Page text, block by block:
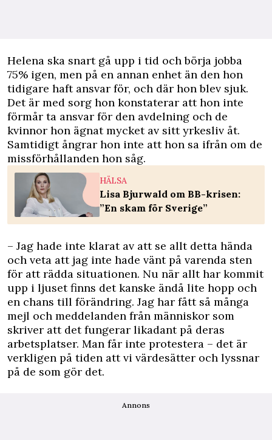
Helena ska snart gå upp i tid och börja jobba
75% igen, men på en annan enhet än den hon
tidigare haft ansvar för, och där hon blev sjuk.
Det är med sorg hon konstaterar att hon inte
förmår ta ansvar för den avdelning och de
kvinnor hon ägnat mycket av sitt yrkesliv åt.
Samtidigt ångrar hon inte att hon sa ifrån om de
missförhållanden hon såg.
HÄLSA
Lisa Bjurwald om BB-krisen:
”En skam för Sverige”
– Jag hade inte klarat av att se allt detta hända
och veta att jag inte hade vänt på varenda sten
för att rädda situationen. Nu när allt har kommit
upp i ljuset finns det kanske ändå lite hopp och
en chans till förändring. Jag har fått så många
mejl och meddelanden från människor som
skriver att det fungerar likadant på deras
arbetsplatser. Man får inte protestera – det är
verkligen på tiden att vi värdesätter och lyssnar
på de som gör det.
Annons